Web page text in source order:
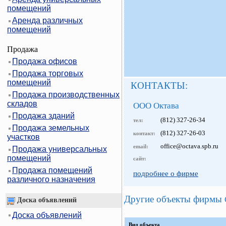
помещений
Аренда различных
помещений
Продажа
Продажа офисов
Продажа торговых
помещений
Продажа производственных
складов
Продажа зданий
Продажа земельных
участков
Продажа универсальных
помещений
Продажа помещений
различного назначения
Доска объявлений
Доска объявлений
КОНТАКТЫ:
ООО Октава
тел: (812) 327-26-34
контакт: (812) 327-26-03
email: office@octava.spb.ru
сайт:
подробнее о фирме
Другие объекты фирмы
Вид объекта